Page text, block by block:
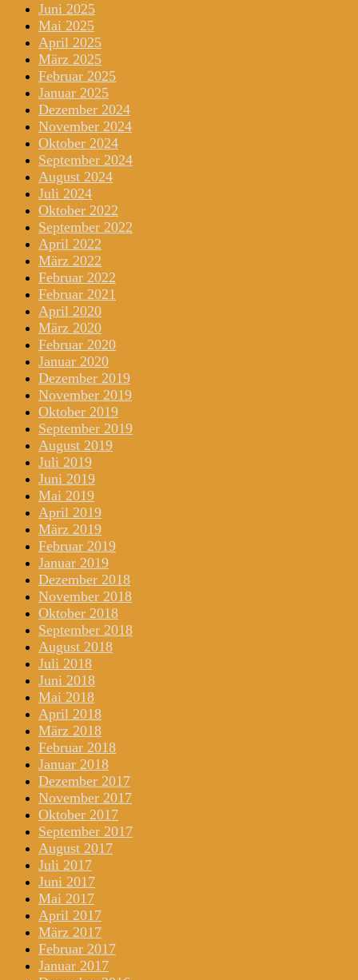
Juni 2025
Mai 2025
April 2025
März 2025
Februar 2025
Januar 2025
Dezember 2024
November 2024
Oktober 2024
September 2024
August 2024
Juli 2024
Oktober 2022
September 2022
April 2022
März 2022
Februar 2022
Februar 2021
April 2020
März 2020
Februar 2020
Januar 2020
Dezember 2019
November 2019
Oktober 2019
September 2019
August 2019
Juli 2019
Juni 2019
Mai 2019
April 2019
März 2019
Februar 2019
Januar 2019
Dezember 2018
November 2018
Oktober 2018
September 2018
August 2018
Juli 2018
Juni 2018
Mai 2018
April 2018
März 2018
Februar 2018
Januar 2018
Dezember 2017
November 2017
Oktober 2017
September 2017
August 2017
Juli 2017
Juni 2017
Mai 2017
April 2017
März 2017
Februar 2017
Januar 2017